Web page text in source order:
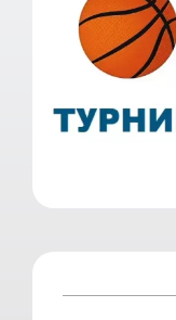
Документа
Контакт